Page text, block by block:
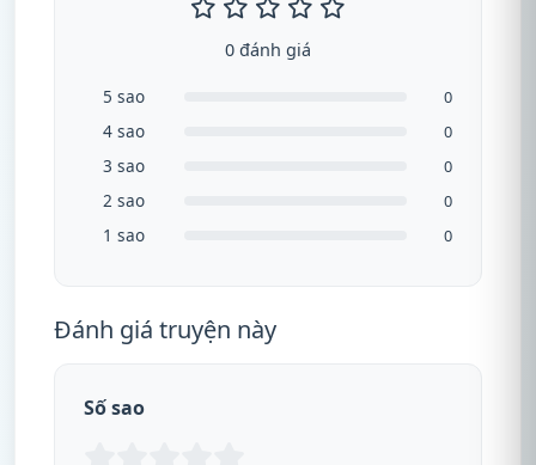
0 đánh giá
5 sao 0
4 sao 0
3 sao 0
2 sao 0
1 sao 0
Đánh giá truyện này
Số sao